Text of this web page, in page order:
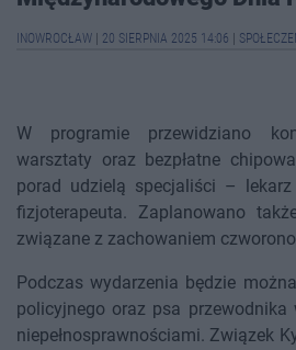
INOWROCŁAW 20 SIERPNIA 2025 14:06
W programie przewidziano
warsztaty oraz bezpłatne
porad udzielą specjaliści –
fizjoterapeuta. Zaplanowano
związane z zachowaniem
Podczas wydarzenia będzie
policyjnego oraz psa przewodnika
niepełnosprawnościami. Związek